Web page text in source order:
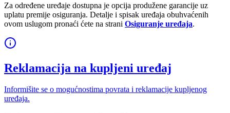
Za određene uređaje dostupna je opcija produžene garancije uz
uplatu premije osiguranja. Detalje i spisak uređaja obuhvaćenih
ovom uslugom pronaći ćete na strani Osiguranje uređaja.
Reklamacija na kupljeni uređaj
Informišite se o mogućnostima povrata i reklamacije kupljenog
uređaja.